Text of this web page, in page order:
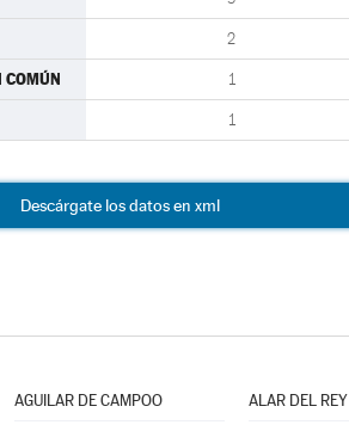
2
1
1
Descárgate los datos en xml
AGUILAR DE CAMPOO ALAR DEL REY